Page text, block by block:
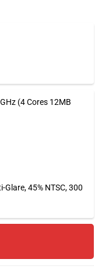
(4 Cores 12MB
Glare, 45% NTSC, 300